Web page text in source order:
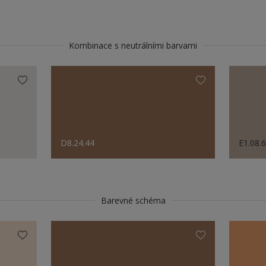
Kombinace s neutrálními barvami
D8.24.44
Barevné schéma